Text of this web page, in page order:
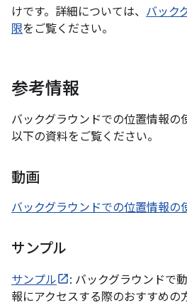
けです。詳細については、 バック
限をご覧ください。
参考情報
バックグラウンドでの位置情報の
以下の資料をご覧ください。
動画
バックグラウンドでの位置情報の
サンプル
サンプル
: バックグラウンドで
報にアクセスする際のおすすめの